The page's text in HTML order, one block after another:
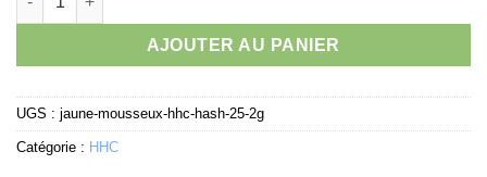
AJOUTER AU PANIER
UGS : jaune-mousseux-hhc-hash-25-2g
Catégorie : HHC